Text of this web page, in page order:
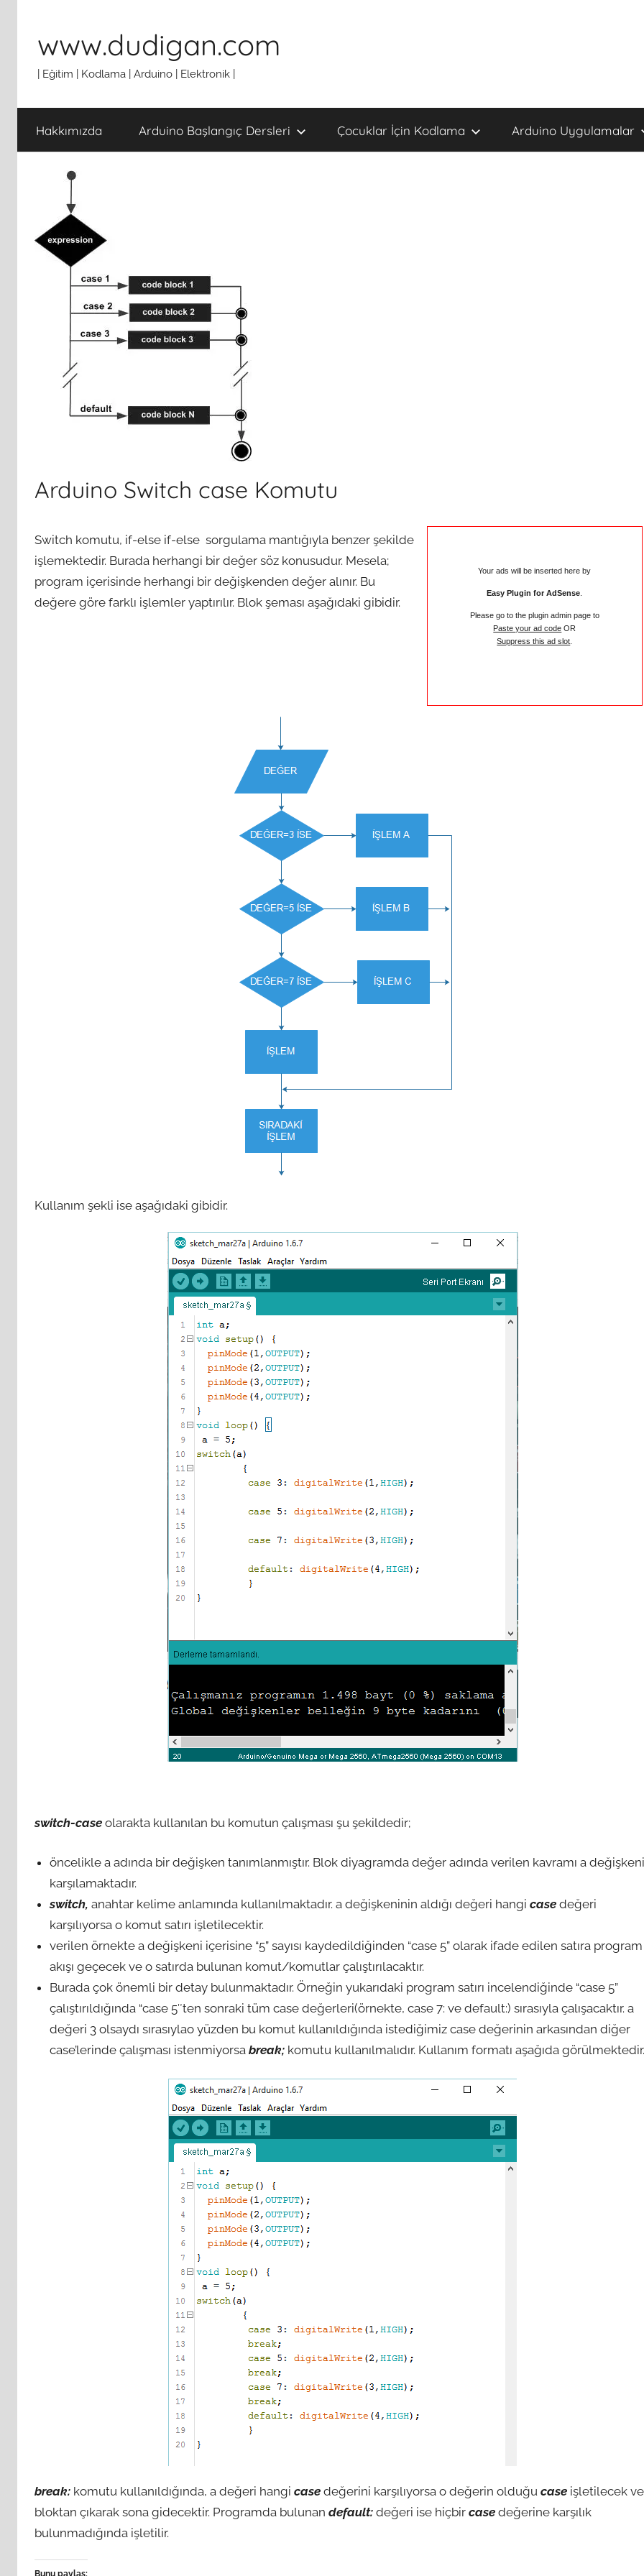
www.dudigan.com
| Eğitim | Kodlama | Arduino | Elektronik |
Hakkımızda Arduino Başlangıç Dersleri Çocuklar İçin Kodlama Arduino Uygulamalar
Arduino Switch case Komutu
Your ads will be inserted here by
Easy Plugin for AdSense
Please go to the plugin admin page to
Paste your ad code OR
Suppress this ad slot
Switch komutu, if-else if-else sorgulama mantığıyla benzer şekilde
işlemektedir. Burada herhangi bir değer söz konusudur. Mesela;
program içerisinde herhangi bir değişkenden değer alınır. Bu
değere göre farklı işlemler yaptırılır. Blok şeması aşağıdaki gibidir.
Kullanım şekli ise aşağıdaki gibidir.
switch-case olarakta kullanılan bu komutun çalışması şu şekildedir;
öncelikle a adında bir değişken tanımlanmıştır. Blok diyagramda değer adında verilen kavramı a
karşılamaktadır.
switch, anahtar kelime anlamında kullanılmaktadır. a değişkeninin aldığı değeri hangicase değeri
karşılıyorsa o komut satırı işletilecektir.
verilen örnekte a değişkeni içerisine “5” sayısı kaydedildiğinden “case 5” olarak ifade edilen satıra program
akışı geçecek ve o satırda bulunan komut/komutlar çalıştırılacaktır.
Burada çok önemli bir detay bulunmaktadır. Örneğin yukarıdaki program satırı incelendiğinde “case 5”
çalıştırıldığında “case 5″ten sonraki tüm case değerleri(örnekte, case 7: ve default:) sırasıyla çalışacaktır. a
değeri 3 olsaydı sırasıylao yüzden bu komut kullanıldığında istediğimiz case değerinin arkasından diğer
case’lerinde çalışması istenmiyorsabreak; komutu kullanılmalıdır. Kullanım formatı aşağıda
break: komutu kullanıldığında, a değeri hangi case değerini karşılıyorsa o değerin olduğu case işletilecek ve
bloktan çıkarak sona gidecektir. Programda bulunan default: değeri ise hiçbir case değerine karşılık
bulunmadığında işletilir.
Bunu paylaş: